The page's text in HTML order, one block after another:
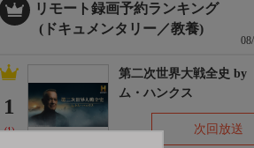
リモート録画予約ランキング
(ドキュメンタリー／教養)
1
(1)
第二次世界大戦全史 by
ム・ハンクス
次回放送